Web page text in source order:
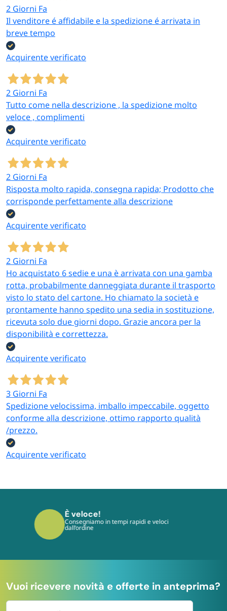
2 Giorni Fa
Il venditore é affidabile e la spedizione é arrivata in
breve tempo
Acquirente verificato
2 Giorni Fa
Tutto come nella descrizione , la spedizione molto
veloce , complimenti
Acquirente verificato
2 Giorni Fa
Risposta molto rapida, consegna rapida; Prodotto che
corrisponde perfettamente alla descrizione
Acquirente verificato
2 Giorni Fa
Ho acquistato 6 sedie e una è arrivata con una gamba
rotta, probabilmente danneggiata durante il trasporto
visto lo stato del cartone. Ho chiamato la società e
prontamente hanno spedito una sedia in sostituzione,
ricevuta solo due giorni dopo. Grazie ancora per la
disponibilità e correttezza.
Acquirente verificato
3 Giorni Fa
Spedizione velocissima, imballo impeccabile, oggetto
conforme alla descrizione, ottimo rapporto qualità
/prezzo.
Acquirente verificato
È sicuro!
I tuoi pagamenti sono protetti dai più
moderni protocolli
Vuoi ricevere novità e offerte in anteprima?